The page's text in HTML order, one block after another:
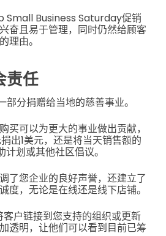
Small Business Saturday促销
奋且易于管理，同时仍然给顾客
理由。
责任
部分捐赠给当地的慈善事业。
买可以为更大的事业做出贡献，
出1美元，还是将当天销售额的
计划或其他社区倡议。
了您企业的良好声誉，还建立了
度，无论是在线还是线下店铺。
户链接到您支持的组织或更新
透明，让他们可以看到目前已筹